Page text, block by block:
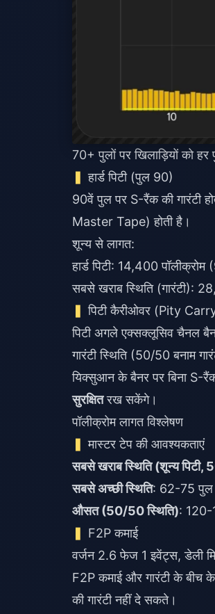
70+ पुलों पर खिलाड़ियों को
हार्ड पिटी (पुल 90)
90वें पुल पर S-रैंक की गारंटी
Master Tape) होती है।
शून्य से लागत:
हार्ड पिटी: 14,400
सबसे खराब स्थिति (गारंटी):
पिटी कैरीओवर (Pity
पिटी अगले एक्सक्लूसिव चैनल
गारंटी स्थिति (50/50 बनाम
यिक्सुआन के बैनर पर बिना S-
सुरक्षितरख सकेंगे।
पॉलीक्रोम लागत विश्लेषण
मास्टर टेप की आवश्यकताएं
सबसे खराब स्थिति (शून्य
सबसे अच्छी स्थिति: 62-75 पुल
औसत (50/50 स्थिति): 120-
F2P कमाई
वर्जन 2.6 फेज 1 इवेंट्स, डेली
F2P कमाई और गारंटी के बीच
की गारंटी नहीं दे सकते।